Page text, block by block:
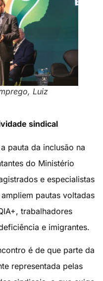
Luiz
sindical
pauta da inclusão na
do Ministério
e especialistas
pautas voltadas
trabalhadores
e imigrantes.
é de que parte da
representada pelas